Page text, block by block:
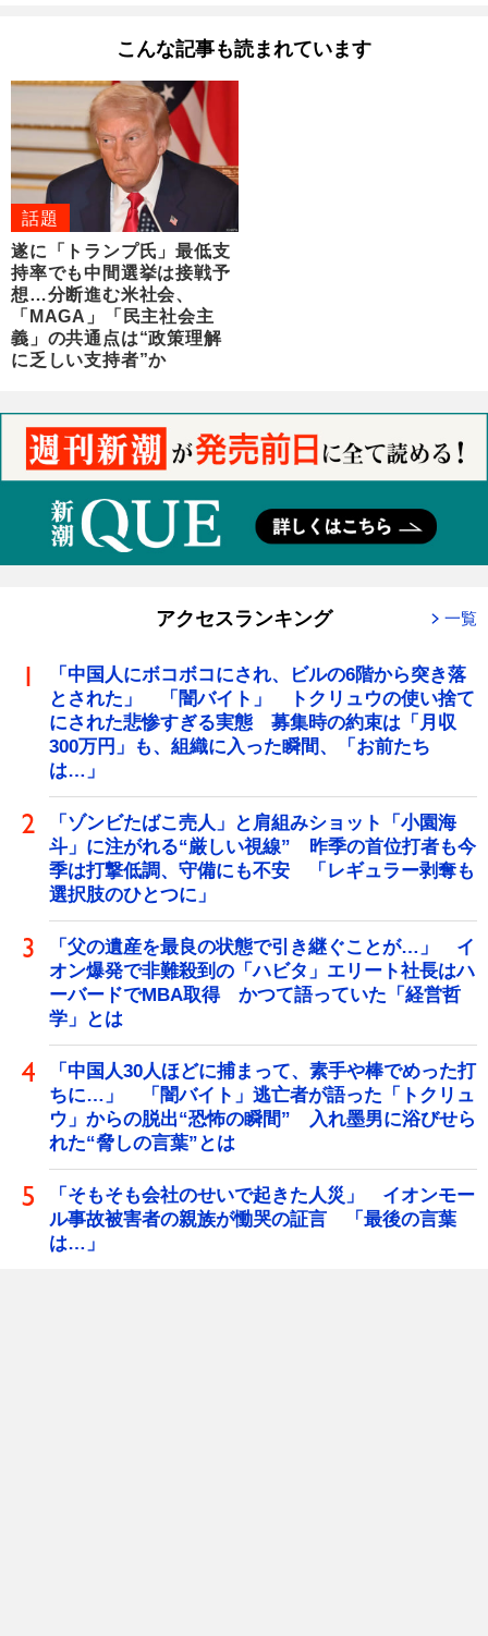
こんな記事も読まれています
話題
遂に「トランプ氏」最低支
持率でも中間選挙は接戦予
想…分断進む米社会、
「MAGA」「民主社会主
義」の共通点は“政策理解
に乏しい支持者”か
アクセスランキング 一覧
「中国人にボコボコにされ、ビルの6階から突き落
とされた」 「闇バイト」 トクリュウの使い捨て
にされた悲惨すぎる実態 募集時の約束は「月収
300万円」も、組織に入った瞬間、「お前たち
は…」
「ゾンビたばこ売人」と肩組みショット「小園海
斗」に注がれる“厳しい視線” 昨季の首位打者も今
季は打撃低調、守備にも不安 「レギュラー剥奪も
選択肢のひとつに」
「父の遺産を最良の状態で引き継ぐことが…」 イ
オン爆発で非難殺到の「ハビタ」エリート社長はハ
ーバードでMBA取得 かつて語っていた「経営哲
学」とは
「中国人30人ほどに捕まって、素手や棒でめった打
ちに…」 「闇バイト」逃亡者が語った「トクリュ
ウ」からの脱出“恐怖の瞬間” 入れ墨男に浴びせら
れた“脅しの言葉”とは
「そもそも会社のせいで起きた人災」 イオンモー
ル事故被害者の親族が慟哭の証言 「最後の言葉
は…」